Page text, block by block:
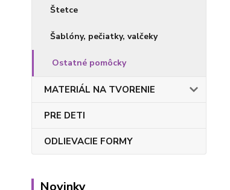
Štetce
Šablóny, pečiatky, valčeky
Ostatné pomôcky
MATERIÁL NA TVORENIE
PRE DETI
ODLIEVACIE FORMY
Novinky